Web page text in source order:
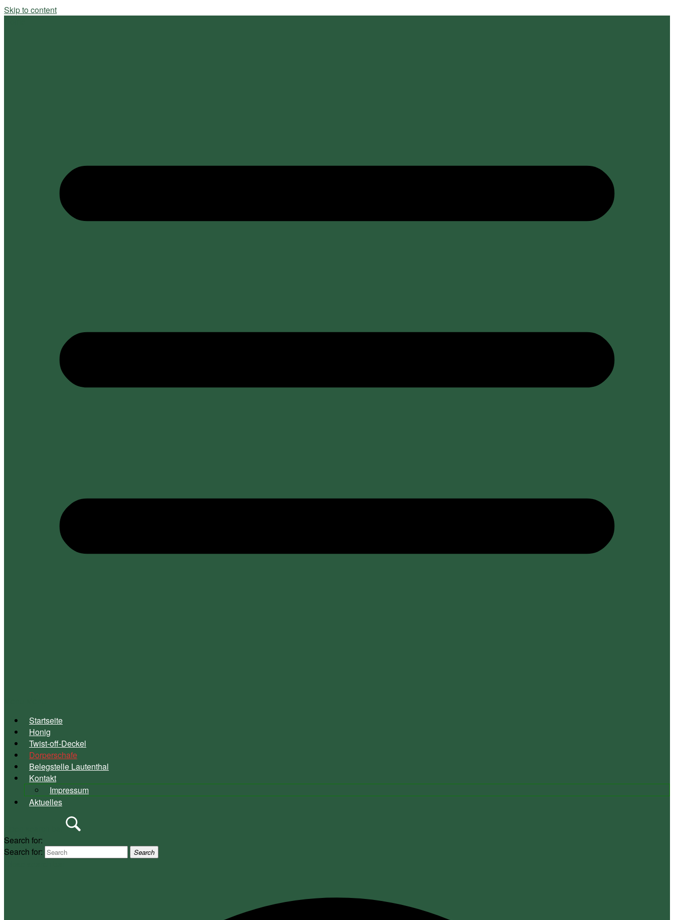
Skip to content
Startseite
Honig
Twist-off-Deckel
Dorperschafe
Belegstelle Lautenthal
Kontakt
Impressum
Aktuelles
Search for:
Search for:
Search